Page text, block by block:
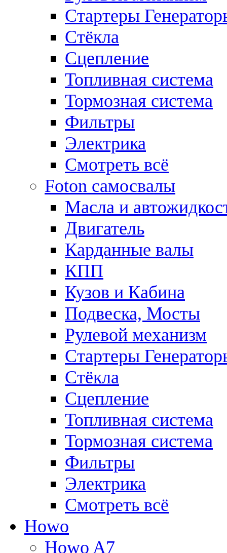
Стартеры
Стёкла
Сцепление
Топливная система
Тормозная система
Фильтры
Электрика
Смотреть всё
Foton самосвалы
Масла и
Двигатель
Карданные валы
КПП
Кузов и Кабина
Подвеска, Мосты
Рулевой механизм
Стартеры
Стёкла
Сцепление
Топливная система
Тормозная система
Фильтры
Электрика
Смотреть всё
Howo
Howo A7